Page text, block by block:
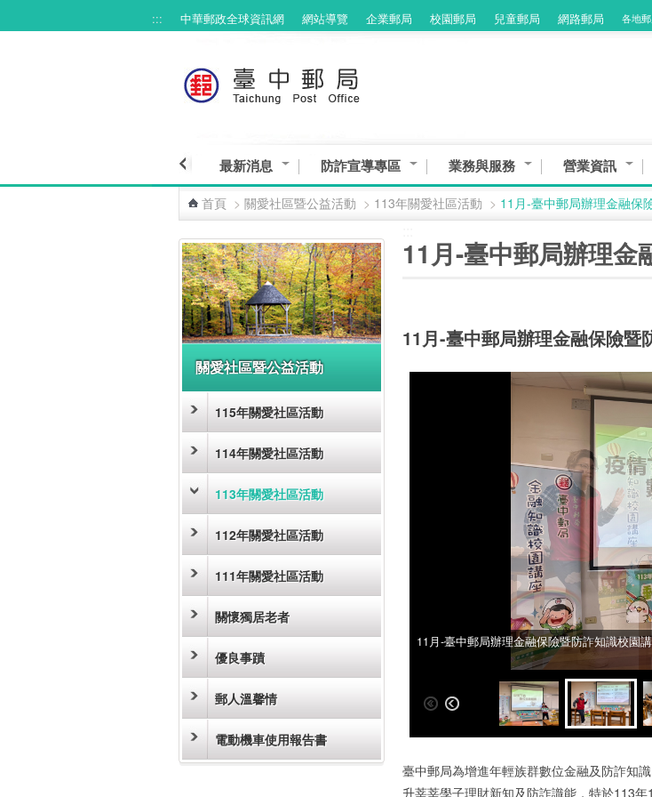
::: 中華郵政全球資訊網 網站導覽 企業郵局 校園郵局 兒童郵局 網路郵局 各地
最新消息 防詐宣導專區 業務與服務 營業資訊
首頁 > 關愛社區暨公益活動 > 113年關愛社區活動 > 11月-臺中郵局辦理金融保
關愛社區暨公益活動
115年關愛社區活動
114年關愛社區活動
113年關愛社區活動
112年關愛社區活動
111年關愛社區活動
關懷獨居老者
優良事蹟
郵人溫馨情
電動機車使用報告書
11月-臺中郵局辦理金
11月-臺中郵局辦理金融保險暨
11月-臺中郵局辦理金融保險暨防詐知識校園
11月-臺中郵局辦理金融保險暨防詐知識校園
臺中郵局為增進年輕族群數位金融及防詐知
升莘莘學子理財新知及防詐識能，特於113